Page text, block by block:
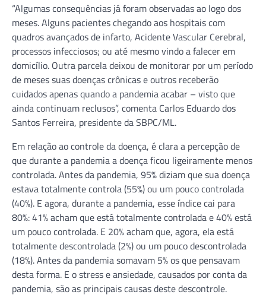
“Algumas consequências já foram observadas ao logo dos
meses. Alguns pacientes chegando aos hospitais com
quadros avançados de infarto, Acidente Vascular Cerebral,
processos infecciosos; ou até mesmo vindo a falecer em
domicílio. Outra parcela deixou de monitorar por um período
de meses suas doenças crônicas e outros receberão
cuidados apenas quando a pandemia acabar – visto que
ainda continuam reclusos”, comenta Carlos Eduardo dos
Santos Ferreira, presidente da SBPC/ML.
Em relação ao controle da doença, é clara a percepção de
que durante a pandemia a doença ficou ligeiramente menos
controlada. Antes da pandemia, 95% diziam que sua doença
estava totalmente controla (55%) ou um pouco controlada
(40%). E agora, durante a pandemia, esse índice cai para
80%: 41% acham que está totalmente controlada e 40% está
um pouco controlada. E 20% acham que, agora, ela está
totalmente descontrolada (2%) ou um pouco descontrolada
(18%). Antes da pandemia somavam 5% os que pensavam
desta forma. E o stress e ansiedade, causados por conta da
pandemia, são as principais causas deste descontrole.